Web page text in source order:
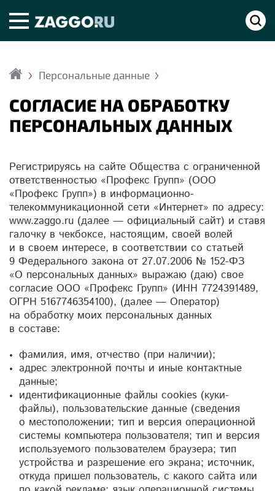
Персональные данные
СОГЛАСИЕ НА ОБРАБОТКУ
ПЕРСОНАЛЬНЫХ ДАННЫХ
Регистрируясь на сайте Общества с ограниченной
ответственностью «Профекс Групп» (ООО
«Профекс Групп») в информационно-
телекоммуникационной сети «Интернет» по адресу:
www.zaggo.ru (далее — официальный сайт) и ставя
галочку в чекбоксе, настоящим, своей волей
и в своем интересе, в соответствии со статьей
9 Федерального закона от 27.07.2006 № 152-ФЗ
«О персональных данных» выражаю (даю) свое
согласие ООО «Профекс Групп» (ИНН 7724391489,
ОГРН 5167746354100), (далее — Оператор)
на обработку моих персональных данных
в составе:
фамилия, имя, отчество (при наличии);
адрес электронной почты и иные контактные
данные;
идентификационные файлы cookies (куки-
файлы), пользовательские данные (сведения
о местоположении; тип и версия операционной
системы компьютера пользователя; тип и версия
используемого пользователем браузера; тип
устройства и разрешение его экрана; источник,
откуда пришел пользователь, с какого сайта или